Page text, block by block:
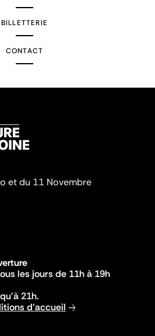
BILLETTERIE
CONTACT
et du 11 Novembre
les jours de 11h à 19h
21h.
d'accueil